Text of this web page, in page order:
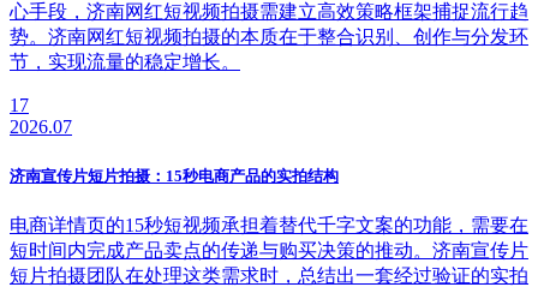
心手段，济南网红短视频拍摄需建立高效策略框架捕捉流行趋
势。济南网红短视频拍摄的本质在于整合识别、创作与分发环
节，实现流量的稳定增长。
17
2026.07
济南宣传片短片拍摄：15秒电商产品的实拍结构
电商详情页的15秒短视频承担着替代千字文案的功能，需要在
短时间内完成产品卖点的传递与购买决策的推动。济南宣传片
短片拍摄团队在处理这类需求时，总结出一套经过验证的实拍